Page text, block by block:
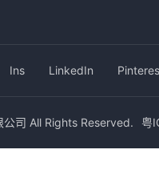
Ins LinkedIn
司 All Rights Reserved. 粤